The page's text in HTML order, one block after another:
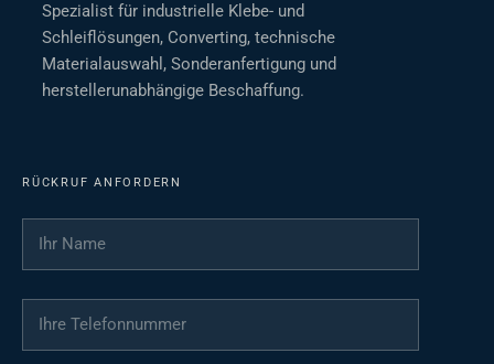
Spezialist für industrielle Klebe- und
Schleiflösungen, Converting, technische
Materialauswahl, Sonderanfertigung und
herstellerunabhängige Beschaffung.
RÜCKRUF ANFORDERN
Ihr Name
Ihre Telefonnummer